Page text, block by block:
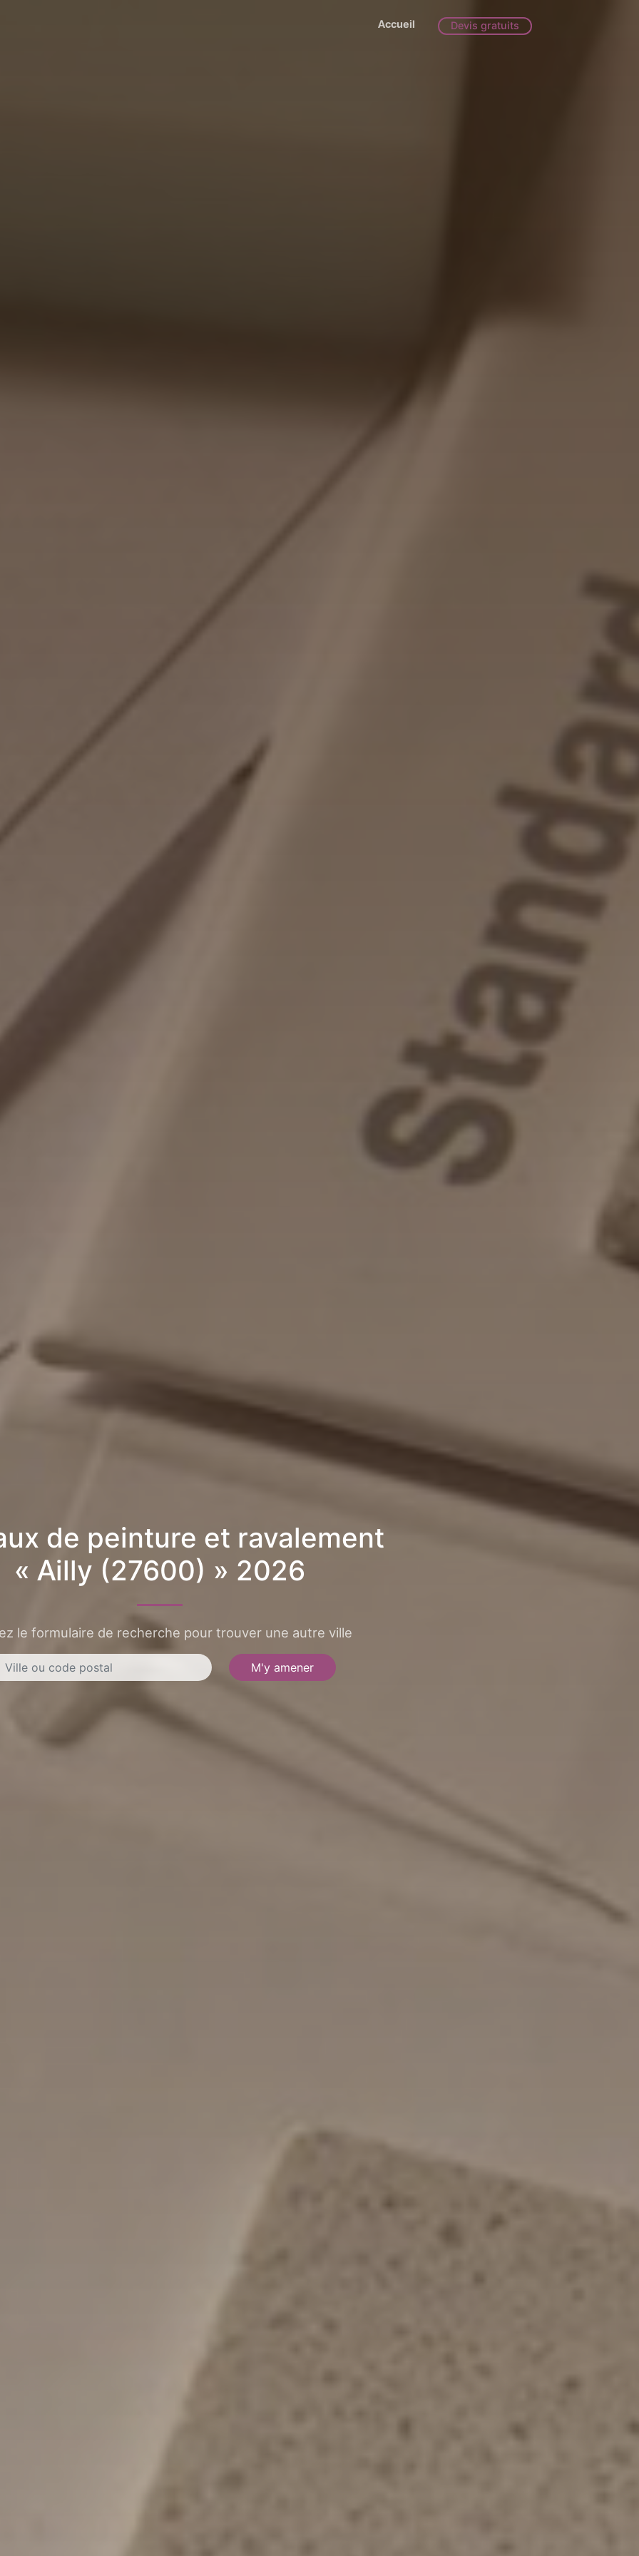
Accueil Devis gratuits
de peinture et ravalement
« Ailly (27600) » 2026
le formulaire de recherche pour trouver une autre ville
M'y amener